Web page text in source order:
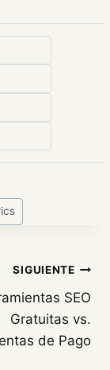
SIGUIENTE
SEO
Gratuitas vs.
de Pago